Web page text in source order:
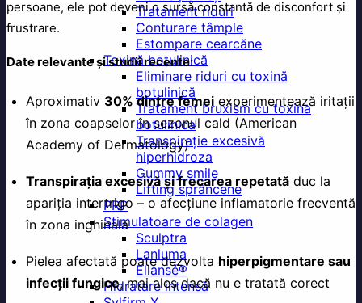
Tratament riduri
Conturare tâmple
Estompare cearcăne
Toxină botulinică
Eliminare riduri cu toxină
botulinică
Tratament bruxism cu toxina
botulinica
Transpirație excesivă
hiperhidroza
Gummy smile
Lifting sprâncene
PRP
Stimulatoare de colagen
Sculptra
Lanluma
Ellansé®
Hidratare intensă
persoane, ele pot deveni o sursă constantă de disconfort și
frustrare.
Date relevante și studii recente:
Aproximativ 30% dintre femei experimentează iritații
în zona coapselor în sezonul cald (American
Academy of Dermatology)
Transpirația excesivă și frecarea repetată duc la
apariția intertrigo – o afecțiune inflamatorie frecventă
în zona inghinală
Pielea afectată poate dezvolta hiperpigmentare sau
infecții fungice, mai ales dacă nu e tratată corect